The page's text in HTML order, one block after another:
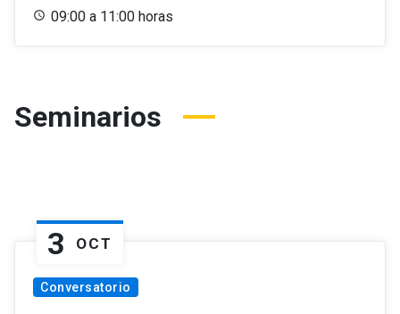
09:00 a 11:00 horas
Seminarios
3 OCT
Conversatorio